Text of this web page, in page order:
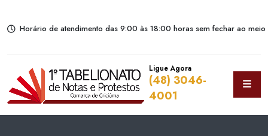
Horário de atendimento das 9:00 às 18:00 horas sem fechar ao meio
Ligue Agora
(48) 3046-
4001